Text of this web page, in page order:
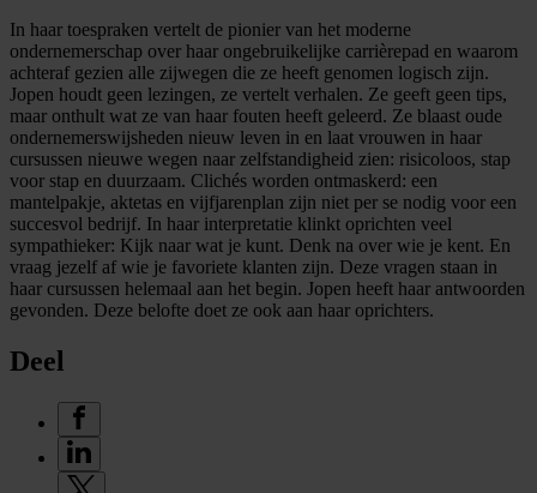
In haar toespraken vertelt de pionier van het moderne
ondernemerschap over haar ongebruikelijke carrièrepad en waarom
achteraf gezien alle zijwegen die ze heeft genomen logisch zijn.
Jopen houdt geen lezingen, ze vertelt verhalen. Ze geeft geen tips,
maar onthult wat ze van haar fouten heeft geleerd. Ze blaast oude
ondernemerswijsheden nieuw leven in en laat vrouwen in haar
cursussen nieuwe wegen naar zelfstandigheid zien: risicoloos, stap
voor stap en duurzaam. Clichés worden ontmaskerd: een
mantelpakje, aktetas en vijfjarenplan zijn niet per se nodig voor een
succesvol bedrijf. In haar interpretatie klinkt oprichten veel
sympathieker: Kijk naar wat je kunt. Denk na over wie je kent. En
vraag jezelf af wie je favoriete klanten zijn. Deze vragen staan in
haar cursussen helemaal aan het begin. Jopen heeft haar antwoorden
gevonden. Deze belofte doet ze ook aan haar oprichters.
Deel